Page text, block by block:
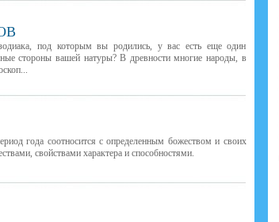
под которым вы родились, у вас есть еще один
стороны вашей натуры? В древности многие народы, в
года соотносится с определенным божеством и своих
свойствами характера и способностями.